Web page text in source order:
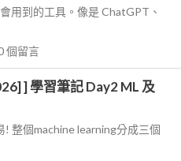
用到的工具。像是 ChatGPT、
個留言
] 學習筆記 Day2 ML 及
整個machine learning分成三個